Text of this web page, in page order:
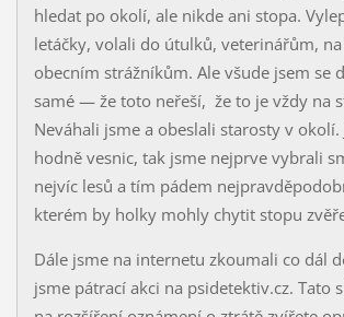
hledat po okolí, ale nikde ani stopa.
letáčky, volali do útulků, veterinářům,
obecním strážníkům. Ale všude jsem se
samé — že toto neřeší, že to je vždy na
Neváhali jsme a obeslali starosty v okolí.
hodně vesnic, tak jsme nejprve vybrali
nejvíc lesů a tím pádem
kterém by holky mohly chytit stopu
Dále jsme na internetu zkoumali co dál
jsme pátrací akci na psidetektiv.cz. Tato